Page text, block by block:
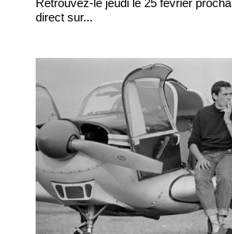
Retrouvez-le jeudi le 25 février
direct sur...